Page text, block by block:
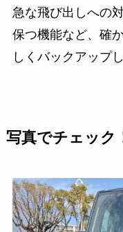
急な飛び出しへの
保つ機能など、確
しくバックアップし
写真でチェック